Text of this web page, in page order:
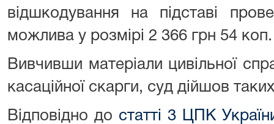
відшкодування на підставі
можлива у розмірі 2 366 грн 54
Вивчивши матеріали цивільної
касаційної скарги, суд дійшов
Відповідно до статті 3 ЦПК